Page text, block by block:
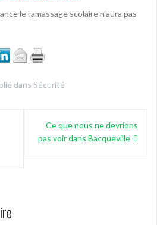
le ramassage scolaire n’aura pas
dans Sécurité
Ce que nous ne devrions
pas voir dans Bacqueville